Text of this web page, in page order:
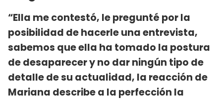
“Ella me contestó, le pregunté por la
posibilidad de hacerle una entrevista,
sabemos que ella ha tomado la postura
de desaparecer y no dar ningún tipo de
detalle de su actualidad, la reacción de
Mariana describe a la perfección la